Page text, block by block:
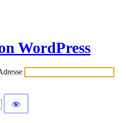
WordPress